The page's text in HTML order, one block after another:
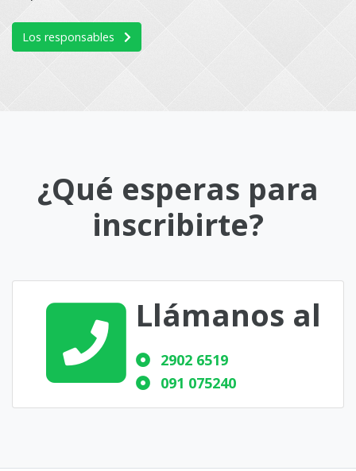
Los responsables
¿Qué esperas para
inscribirte?
Llámanos al
2902 6519
091 075240